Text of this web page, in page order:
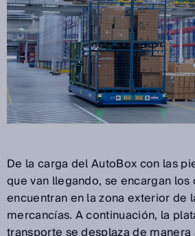
De la carga del AutoBox con las
que van llegando, se encargan
encuentran en la zona exterior de
mercancías. A continuación, la